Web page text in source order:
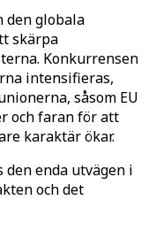
den globala
skärpa
Konkurrensen
intensifieras,
såsom EU
och faran för att
karaktär ökar.
enda utvägen i
och det